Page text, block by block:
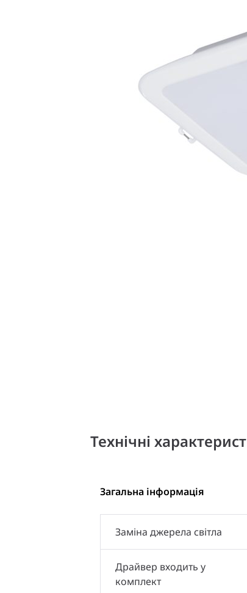
Технічні
Загальна інформація
Заміна джерела світла
Драйвер входить у
комплект